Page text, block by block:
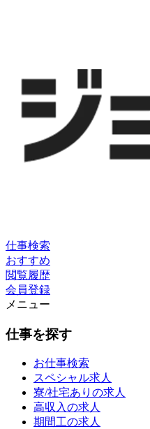
仕事検索
おすすめ
閲覧履歴
会員登録
メニュー
仕事を探す
お仕事検索
スペシャル求人
寮/社宅ありの求人
高収入の求人
期間工の求人